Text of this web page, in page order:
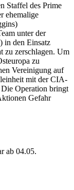
Staffel des Prime
ehemalige
unter der
in den Einsatz
zu zerschlagen. Um
zu
Vereinigung auf
mit der CIA-
Operation bringt
Gefahr
ab 04.05.